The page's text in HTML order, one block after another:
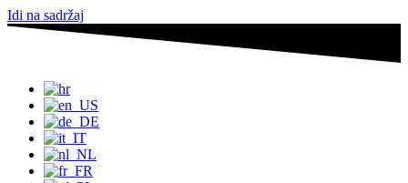
Idi na sadržaj